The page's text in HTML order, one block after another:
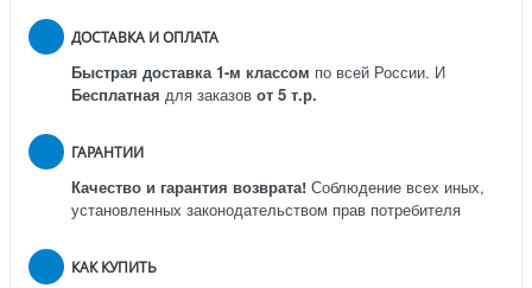
ДОСТАВКА И ОПЛАТА
Быстрая доставка 1-м классом по всей России. И
Бесплатная для заказов от 5 т.р.
ГАРАНТИИ
Качество и гарантия возврата! Соблюдение всех иных,
установленных законодательством прав потребителя
КАК КУПИТЬ